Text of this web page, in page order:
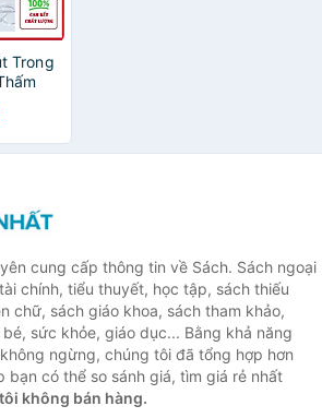
Trong
nhân
sticker
Hãng
cung cấp thông tin về Sách. Sách ngoại
chính, tiểu thuyết, học tập, sách thiếu
chữ, sách giáo khoa, sách tham khảo,
sức khỏe, giáo dục... Bằng khả năng
ngừng, chúng tôi đã tổng hợp hơn
bạn có thể so sánh giá, tìm giá rẻ nhất
không bán hàng.